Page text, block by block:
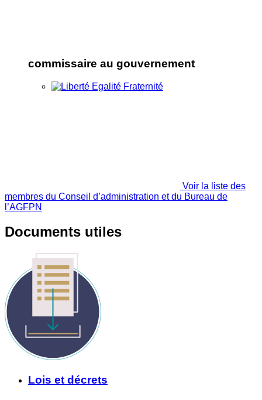
commissaire au gouvernement
Voir la liste des
membres du Conseil d’administration et du Bureau de
l’AGFPN
Documents utiles
Lois et décrets